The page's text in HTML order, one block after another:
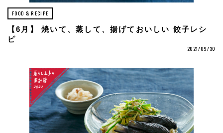
FOOD & RECIPE
【6月】 焼いて、蒸して、揚げておいしい 餃子レシ
ピ
2021/09/30